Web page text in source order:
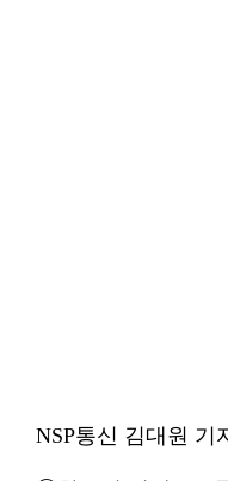
NSP통신 김대원 기